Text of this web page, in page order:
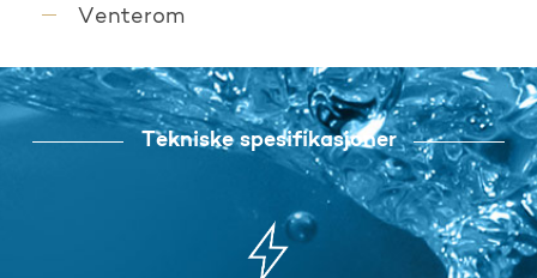
Venterom
Tekniske spesifikasjoner